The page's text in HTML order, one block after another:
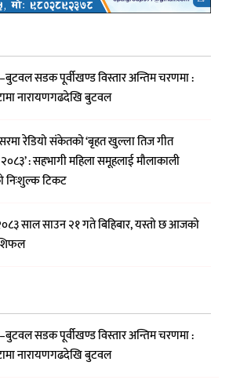
सडक पूर्वीखण्ड विस्तार अन्तिम चरणमा :
नारायणगढदेखि बुटवल
रेडियो संकेतको ‘बृहत खुल्ला तिज गीत
२०८३’ : सहभागी महिला समूहलाई मौलाकाली
टिकट
साल साउन २१ गते बिहिबार, यस्तो छ आजको
सडक पूर्वीखण्ड विस्तार अन्तिम चरणमा :
नारायणगढदेखि बुटवल